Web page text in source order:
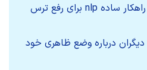
پادکست آموزشی چند راهکار ساده nlp برای رفع ترس
درباره وضع ظاهری خود